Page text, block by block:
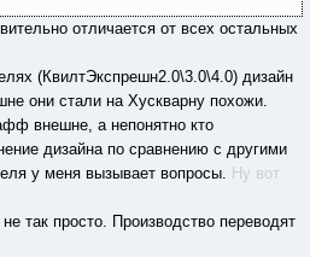
отличается от всех остальных
(КвилтЭкспрешн2.0\3.0\4.0) дизайн
они стали на Хускварну похожи.
внешне, а непонятно кто
дизайна по сравнению с другими
у меня вызывает вопросы. Ну вот
так просто. Производство переводят